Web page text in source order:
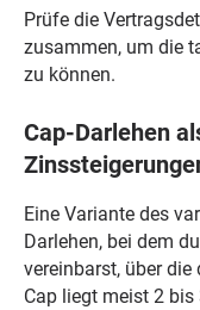
Prüfe die
zusammen, um die
zu können.
Cap-Darlehen
Eine Variante des
Darlehen, bei dem
vereinbarst, über
Cap liegt meist 2